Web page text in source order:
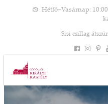
Hétfő–Vasárnap:
Sisi csillag